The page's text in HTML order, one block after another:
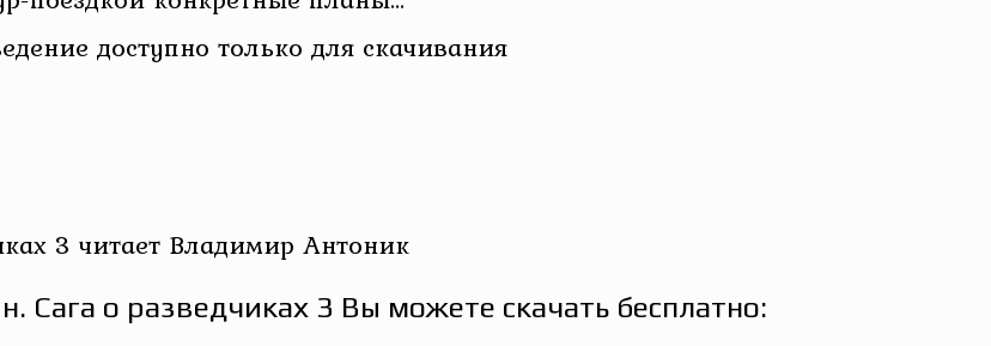
доступно только для скачивания
3 читает Владимир Антоник
Сага о разведчиках 3 Вы можете скачать бесплатно: